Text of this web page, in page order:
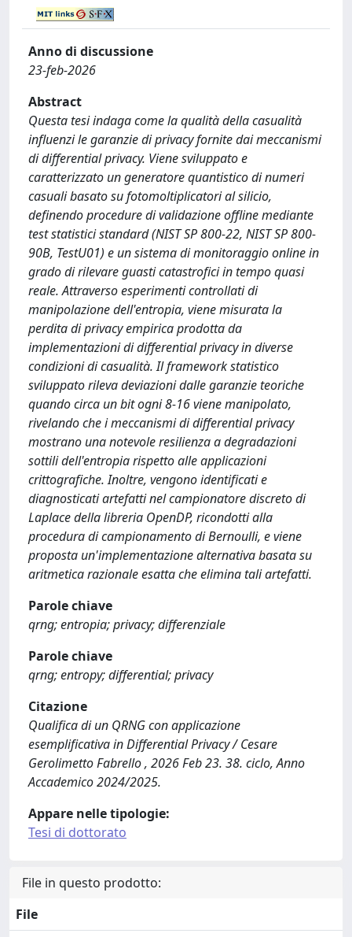
Anno di discussione
23-feb-2026
Abstract
Questa tesi indaga come la qualità della casualità
influenzi le garanzie di privacy fornite dai meccanismi
di differential privacy. Viene sviluppato e
caratterizzato un generatore quantistico di numeri
casuali basato su fotomoltiplicatori al silicio,
definendo procedure di validazione offline mediante
test statistici standard (NIST SP 800-22, NIST SP 800-
90B, TestU01) e un sistema di monitoraggio online in
grado di rilevare guasti catastrofici in tempo quasi
reale. Attraverso esperimenti controllati di
manipolazione dell'entropia, viene misurata la
perdita di privacy empirica prodotta da
implementazioni di differential privacy in diverse
condizioni di casualità. Il framework statistico
sviluppato rileva deviazioni dalle garanzie teoriche
quando circa un bit ogni 8-16 viene manipolato,
rivelando che i meccanismi di differential privacy
mostrano una notevole resilienza a degradazioni
sottili dell'entropia rispetto alle applicazioni
crittografiche. Inoltre, vengono identificati e
diagnosticati artefatti nel campionatore discreto di
Laplace della libreria OpenDP, ricondotti alla
procedura di campionamento di Bernoulli, e viene
proposta un'implementazione alternativa basata su
aritmetica razionale esatta che elimina tali artefatti.
Parole chiave
qrng; entropia; privacy; differenziale
Parole chiave
qrng; entropy; differential; privacy
Citazione
Qualifica di un QRNG con applicazione
esemplificativa in Differential Privacy / Cesare
Gerolimetto Fabrello , 2026 Feb 23. 38. ciclo, Anno
Accademico 2024/2025.
Appare nelle tipologie:
Tesi di dottorato
File in questo prodotto:
File